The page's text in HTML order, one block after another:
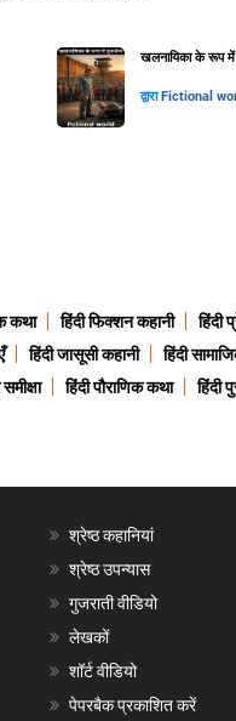
खलनायिका के रूप में
द्वारा Fictional
कथा हिंदी फिक्शन कहानी हिंदी
हिंदी जासूसी कहानी हिंदी
हिंदी पौराणिक कथा हिंदी
श्रेष्ठ कहानियां
श्रेष्ठ उपन्यास
गुजराती वीडियो
लेखकों
शॉर्ट वीडियो
पेपरबैक प्रकाशित करें